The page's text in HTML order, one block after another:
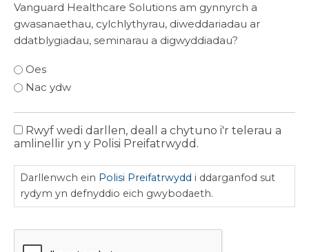
Vanguard Healthcare Solutions am gynnyrch a
gwasanaethau, cylchlythyrau, diweddariadau ar
ddatblygiadau, seminarau a digwyddiadau?
Oes
Nac ydw
Polisi
Preifatrwydd
Rwyf wedi darllen, deall a chytuno i'r telerau a
amlinellir yn y Polisi Preifatrwydd.
Darllenwch ein Polisi Preifatrwydd i ddarganfod sut
rydym yn defnyddio eich gwybodaeth.
CAPTCHA